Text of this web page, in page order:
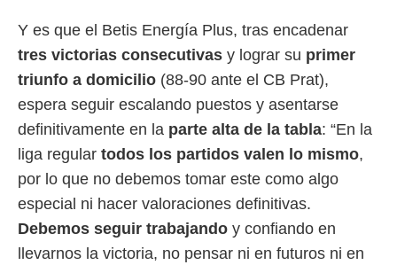
el sitio
se
ni para
o
aunque
no
Puedes
Y es que el Betis Energía Plus, tras encadenar
tres victorias consecutivas y lograr su primer
triunfo a domicilio (88-90 ante el CB Prat),
espera seguir escalando puestos y asentarse
definitivamente en la parte alta de la tabla: “En la
liga regular todos los partidos valen lo mismo,
por lo que no debemos tomar este como algo
especial ni hacer valoraciones definitivas.
Debemos seguir trabajando y confiando en
llevarnos la victoria, no pensar ni en futuros ni en